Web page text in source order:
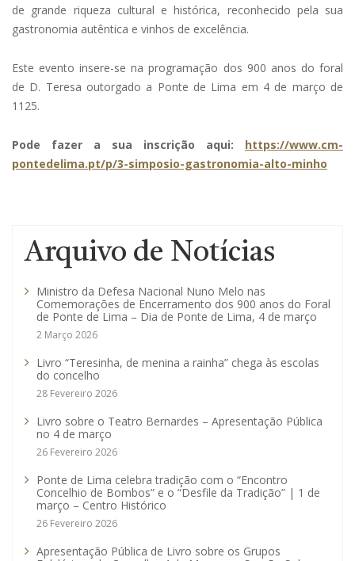
de grande riqueza cultural e histórica, reconhecido pela sua
gastronomia autêntica e vinhos de excelência.
Este evento insere-se na programação dos 900 anos do foral
de D. Teresa outorgado a Ponte de Lima em 4 de março de
1125.
Pode fazer a sua inscrição aqui: https://www.cm-
pontedelima.pt/p/3-simposio-gastronomia-alto-minho
Arquivo de Notícias
Ministro da Defesa Nacional Nuno Melo nas
Comemorações de Encerramento dos 900 anos do Foral
de Ponte de Lima – Dia de Ponte de Lima, 4 de março
2 Março 2026
Livro “Teresinha, de menina a rainha” chega às escolas
do concelho
28 Fevereiro 2026
Livro sobre o Teatro Bernardes – Apresentação Pública
no 4 de março
26 Fevereiro 2026
Ponte de Lima celebra tradição com o “Encontro
Concelhio de Bombos” e o “Desfile da Tradição” | 1 de
março – Centro Histórico
26 Fevereiro 2026
Apresentação Pública de Livro sobre os Grupos